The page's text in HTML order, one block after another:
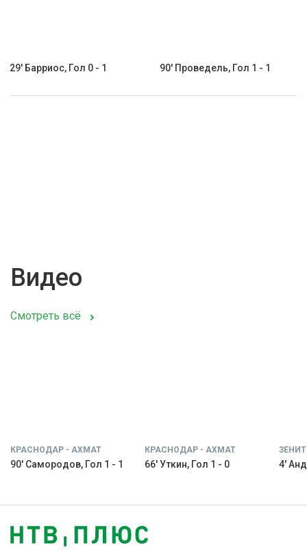
29' Барриос, Гол 0 - 1 90' Проведель, Гол 1 - 1
Видео
Смотреть всё
КРАСНОДАР - АХМАТ
90' Самородов, Гол 1 - 1
КРАСНОДАР - АХМАТ
66' Уткин, Гол 1 - 0 4'